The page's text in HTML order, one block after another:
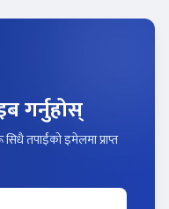
गर्नुहोस्
तपाईंको इमेलमा प्राप्त